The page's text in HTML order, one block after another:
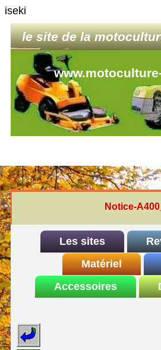
iseki
le site de la
Notice-
Les sites
INDEX
Le site de la
motoculture
Matériel
autoportee
SARP
Accessoires